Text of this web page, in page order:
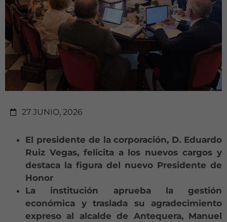
27 JUNIO, 2026
El presidente de la corporación, D. Eduardo
Ruiz Vegas, felicita a los nuevos cargos y
destaca la figura del nuevo Presidente de
Honor
La institución aprueba la gestión
económica y traslada su agradecimiento
expreso al alcalde de Antequera, Manuel